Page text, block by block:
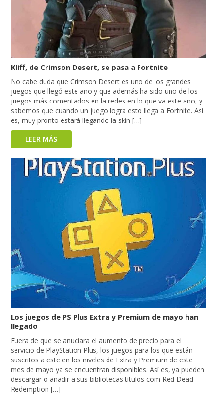
Kliff, de Crimson Desert, se pasa a Fortnite
No cabe duda que Crimson Desert es uno de los grandes
juegos que llegó este año y que además ha sido uno de los
juegos más comentados en la redes en lo que va este año, y
sabemos que cuando un juego logra esto llega a Fortnite. Así
es, muy pronto estará llegando la skin […]
LEER MÁS
Los juegos de PS Plus Extra y Premium de mayo han
llegado
Fuera de que se anuciara el aumento de precio para el
servicio de PlayStation Plus, los juegos para los que están
suscritos a este en los niveles de Extra y Premium de este
mes de mayo ya se encuentran disponibles. Así es, ya pueden
descargar o añadir a sus bibliotecas títulos com Red Dead
Redemption […]